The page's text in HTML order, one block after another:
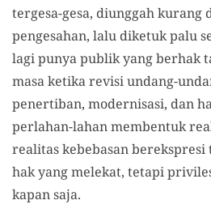
tergesa-gesa, diunggah kurang
pengesahan, lalu diketuk palu
lagi punya publik yang berhak
masa ketika revisi undang-
penertiban, modernisasi, dan
perlahan-lahan membentuk
realitas kebebasan
hak yang melekat, tetapi
kapan saja.